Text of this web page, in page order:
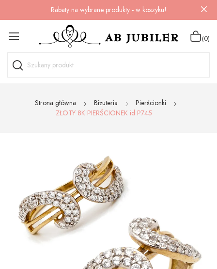
Rabaty na wybrane produkty - w koszyku!
(0)
Strona główna Biżuteria
Pierścionki
ZŁOTY 8K PIERŚCIONEK id P745